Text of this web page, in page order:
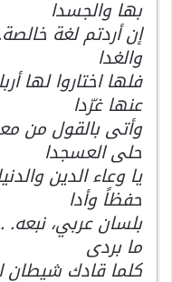
بها والجسدا
إن أردتم لغة
والغدا
فلها اختاروا لها
عنها غرّدا
وأتى بالقول من
حلى العسجدا
يا وعاء الدين
حفظاً وأدا
بلسان عربي،
ما بردى
كلما قادك شيطان